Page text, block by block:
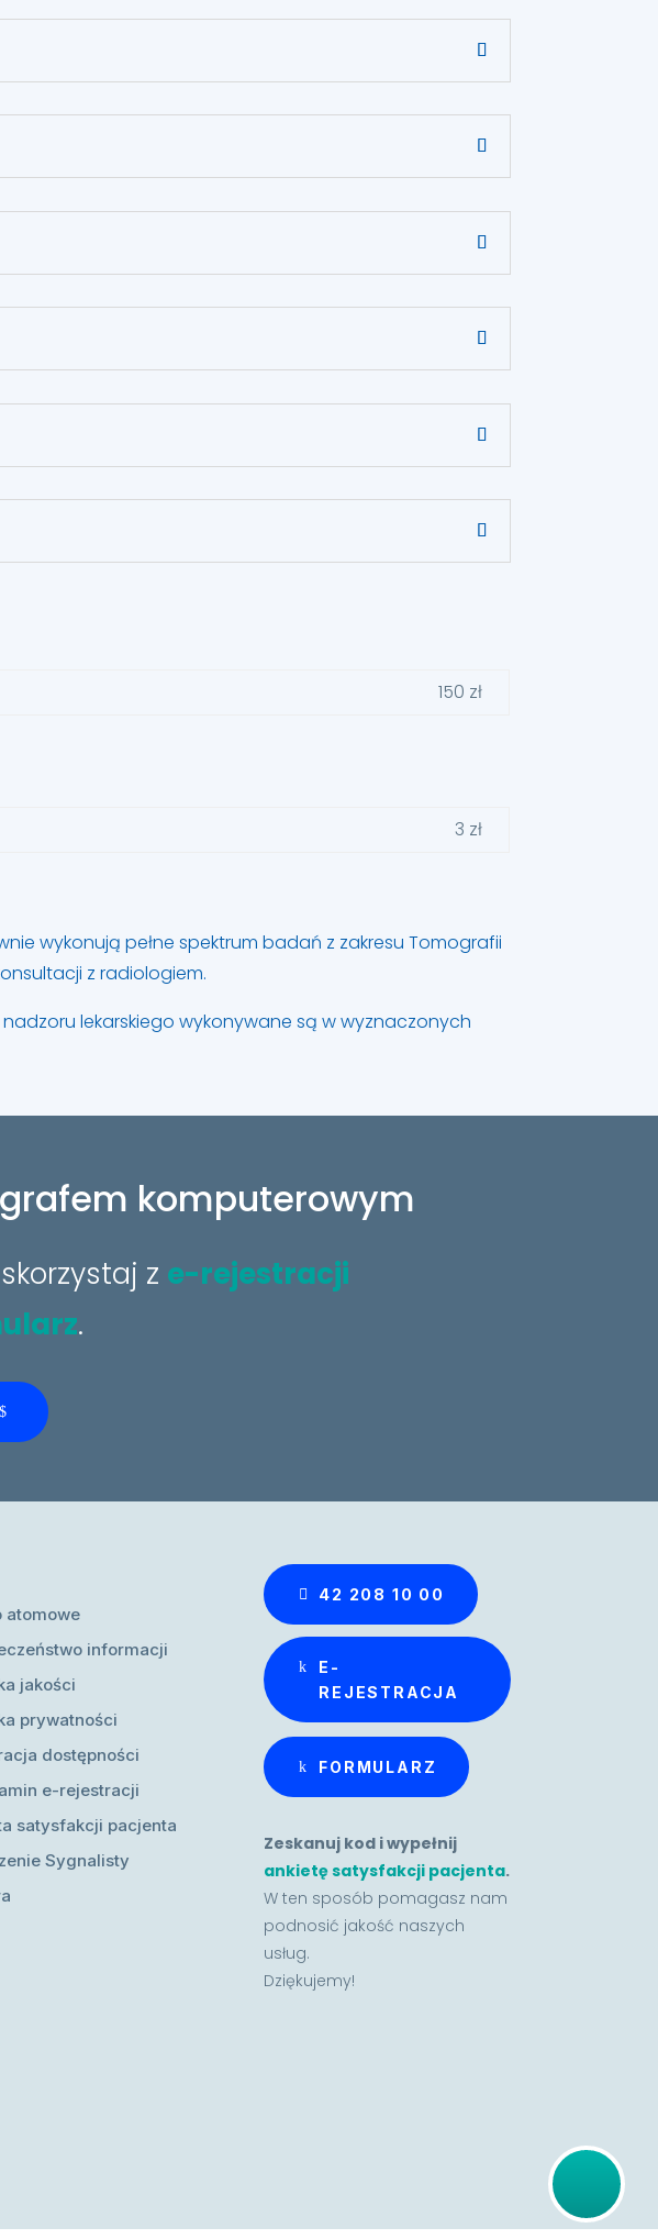
150 zł
3 zł
wykonują pełne spektrum badań z zakresu Tomografii
z radiologiem.
lekarskiego wykonywane są w wyznaczonych
komputerowym
skorzystaj z e-rejestracji
.
atomowe
informacji
jakości
prywatności
dostępności
e-rejestracji
satysfakcji pacjenta
Sygnalisty
42 208 10 00
E-
REJESTRACJA
FORMULARZ
Zeskanuj kod i wypełnij
ankietę satysfakcji pacjenta.
W ten sposób pomagasz nam
podnosić jakość naszych
usług.
Dziękujemy!